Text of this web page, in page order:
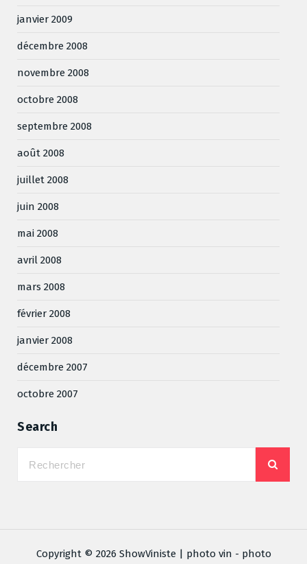
janvier 2009
décembre 2008
novembre 2008
octobre 2008
septembre 2008
août 2008
juillet 2008
juin 2008
mai 2008
avril 2008
mars 2008
février 2008
janvier 2008
décembre 2007
octobre 2007
Search
Copyright © 2026 ShowViniste | photo vin - photo